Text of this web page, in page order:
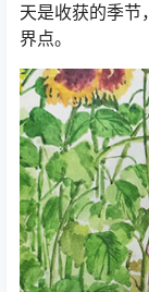
天是收获的季节
界点。